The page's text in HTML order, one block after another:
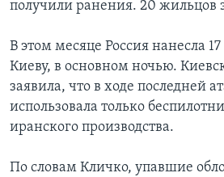
получили ранения. 20 жильцов
В этом месяце Россия нанесла
Киеву, в основном ночью.
заявила, что в ходе последней
использовала только
иранского производства.
По словам Кличко, упавшие